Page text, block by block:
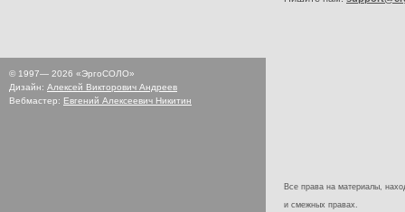
© 1997— 2026 «ЭргоСОЛО»
Дизайн: Алексей Викторович Андреев
Вебмастер: Евгений Алексеевич Никитин
Все права на материалы,
и смежных правах.